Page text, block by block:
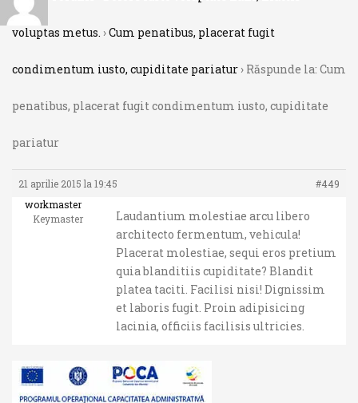
voluptas metus. ›Cum penatibus, placerat fugit
condimentum iusto, cupiditate pariatur › Răspunde la: Cum
penatibus, placerat fugit condimentum iusto, cupiditate
pariatur
21 aprilie 2015 la 19:45
#449
workmaster
Keymaster
Laudantium molestiae arcu libero
architecto fermentum, vehicula!
Placerat molestiae, sequi eros pretium
quia blanditiis cupiditate? Blandit
platea taciti. Facilisi nisi! Dignissim
et laboris fugit. Proin adipisicing
lacinia, officiis facilisis ultricies.